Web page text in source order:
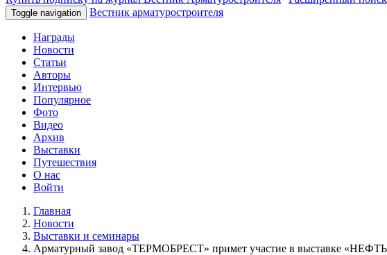
Toggle navigation Вестник арматуростроителя
Награды
Новости
Статьи
Авторы
Интервью
Популярное
Фото
Видео
Архив
Выставки
Путешествия
О нас
Войти
Главная
Новости
Выставки и семинары
Арматурный завод «ТЕРМОБРЕСТ» примет участие в выставке